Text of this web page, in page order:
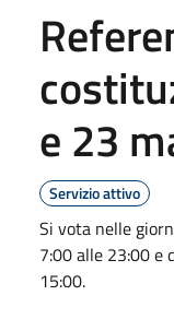
e 23
Servizio attivo
Si vota nelle
7:00 alle 23:00 e
15:00.